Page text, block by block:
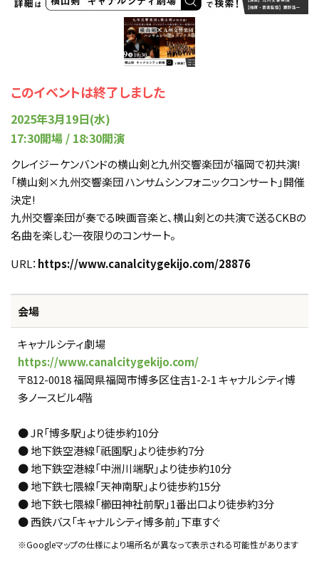
このイベントは終了しました
2025年3月19日(水)
17:30開場 / 18:30開演
クレイジーケンバンドの横山剣と九州交響楽団が福岡で初共演!
「横山剣×九州交響楽団 ハンサムシンフォニックコンサート」開催
決定!
九州交響楽団が奏でる映画音楽と、横山剣との共演で送るCKBの
名曲を楽しむ一夜限りのコンサート。
URL： https://www.canalcitygekijo.com/28876
会場
キャナルシティ劇場
https://www.canalcitygekijo.com/
〒812-0018 福岡県福岡市博多区住吉1-2-1 キャナルシティ博
多ノースビル4階
● JR「博多駅」より徒歩約10分
● 地下鉄空港線「祇園駅」より徒歩約7分
● 地下鉄空港線「中洲川端駅」より徒歩約10分
● 地下鉄七隈線「天神南駅」より徒歩約15分
● 地下鉄七隈線「櫛田神社前駅」1番出口より徒歩約3分
● 西鉄バス「キャナルシティ博多前」下車すぐ
※Googleマップの仕様により場所名が異なって表示される可能性があります